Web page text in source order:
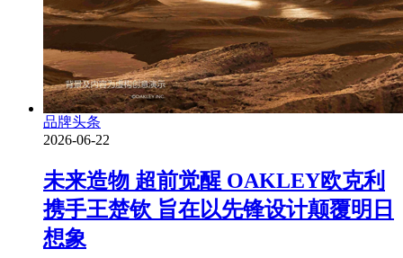
品牌头条
2026-06-22
未来造物 超前觉醒 OAKLEY欧克利
携手王楚钦 旨在以先锋设计颠覆明日
想象